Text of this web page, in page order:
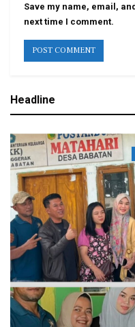
Save my name, email,
next time I comment.
Headline